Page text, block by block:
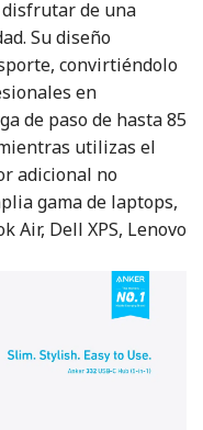
de una
Su diseño
convirtiéndolo
en
de paso de hasta 85
utilizas el
adicional no
gama de laptops,
Air, Dell XPS, Lenovo